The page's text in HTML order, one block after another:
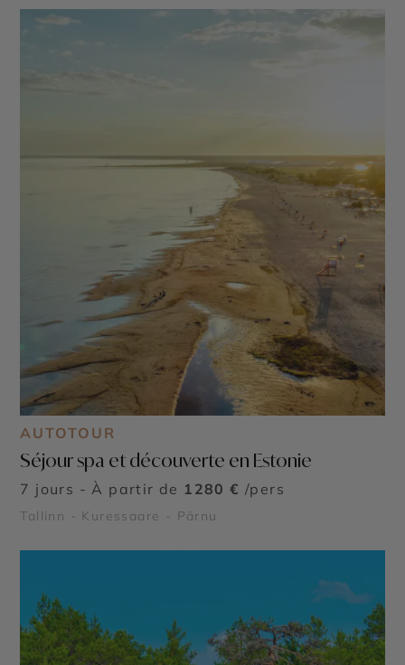
AUTOTOUR
Séjour spa et découverte en Estonie
7 jours - À partir de 1280 € /pers
Tallinn - Kuressaare - Pärnu